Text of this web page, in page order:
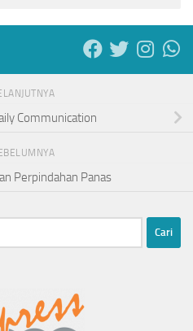
Communication
Perpindahan Panas